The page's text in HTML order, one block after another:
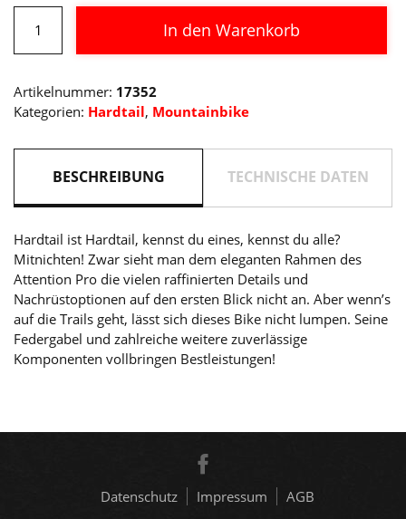
Attention
Pro
´n
´black
Menge
In den Warenkorb
Artikelnummer: 17352
Kategorien: Hardtail, Mountainbike
BESCHREIBUNG TECHNISCHE DATEN
Hardtail ist Hardtail, kennst du eines, kennst du alle?
Mitnichten! Zwar sieht man dem eleganten Rahmen des
Attention Pro die vielen raffinierten Details und
Nachrüstoptionen auf den ersten Blick nicht an. Aber wenn’s
auf die Trails geht, lässt sich dieses Bike nicht lumpen. Seine
Federgabel und zahlreiche weitere zuverlässige
Komponenten vollbringen Bestleistungen!
Datenschutz Impressum AGB